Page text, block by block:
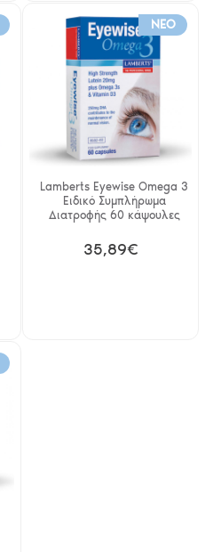
NEO
Lamberts Eyewise Omega 3
Ειδικό Συμπλήρωμα
Διατροφής 60 κάψουλες
35,89€